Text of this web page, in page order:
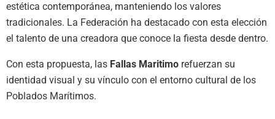
estética contemporánea, manteniendo los valores
tradicionales. La Federación ha destacado con esta elección
el talento de una creadora que conoce la fiesta desde dentro.
Con esta propuesta, las Fallas Maritimo refuerzan su
identidad visual y su vínculo con el entorno cultural de los
Poblados Marítimos.